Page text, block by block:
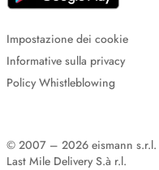
Impostazione dei cookie
Informative sulla privacy
Policy Whistleblowing
© 2007 – 2026 eismann s.r.l.
Last Mile Delivery S.à r.l.